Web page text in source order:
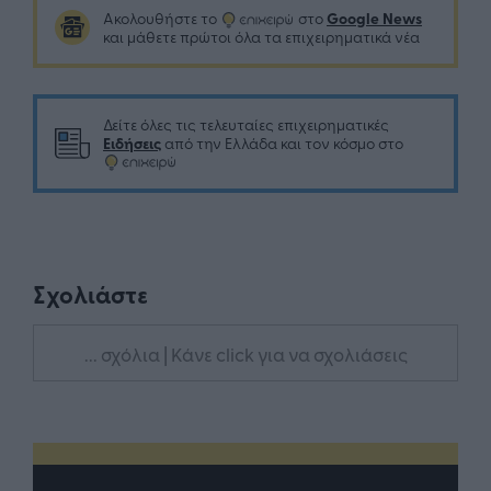
Ακολουθήστε το στο Google News
και μάθετε πρώτοι όλα τα επιχειρηματικά νέα
Δείτε όλες τις τελευταίες επιχειρηματικές
Ειδήσεις από την Ελλάδα και τον κόσμο στο
Σχολιάστε
... σχόλια | Κάνε click για να σχολιάσεις